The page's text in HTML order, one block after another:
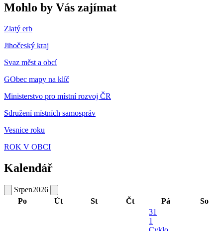
Mohlo by Vás zajímat
Zlatý erb
Jihočeský kraj
Svaz měst a obcí
GObec mapy na klíč
Ministerstvo pro místní rozvoj ČR
Sdružení místních samospráv
Vesnice roku
ROK V OBCI
Kalendář
Srpen2026
Po
Út St Čt Pá So
31
1